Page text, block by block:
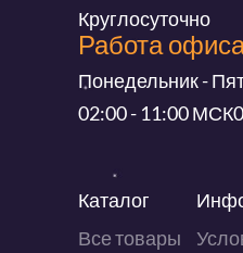
Круглосуточно
Работа
Понедельник -
02:00 - 11:00 МСК
Каталог
Все товары